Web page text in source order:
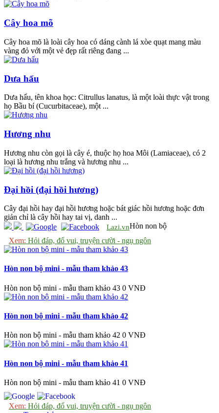
Cây hoa mõ
Cây hoa mõ là loài cây hoa có dáng cành lá xòe quạt mang màu
vàng đỏ với một vẻ đẹp rất riêng đang ...
Dưa hấu
Dưa hấu, tên khoa học: Citrullus lanatus, là một loài thực vật trong
họ Bầu bí (Cucurbitaceae), một ...
Hương nhu
Hương nhu còn gọi là cây é, thuộc họ hoa Môi (Lamiaceae), có 2
loại là hương nhu trắng và hương nhu ...
Đại hồi (đại hồi hương)
Cây đại hồi hay đại hồi hương hoặc bát giác hồi hương hoặc đơn
giản chỉ là cây hồi hay tai vị, danh ...
Lazi.vn
Xem: Hỏi đáp, đố vui, truyện cười - ngụ ngôn
Hòn non bộ
Hòn non bộ mini - mẫu tham khảo 43
Hòn non bộ mini - mẫu tham khảo 43 0 VNĐ
Hòn non bộ mini - mẫu tham khảo 42
Hòn non bộ mini - mẫu tham khảo 42 0 VNĐ
Hòn non bộ mini - mẫu tham khảo 41
Hòn non bộ mini - mẫu tham khảo 41 0 VNĐ
Xem: Hỏi đáp, đố vui, truyện cười - ngụ ngôn